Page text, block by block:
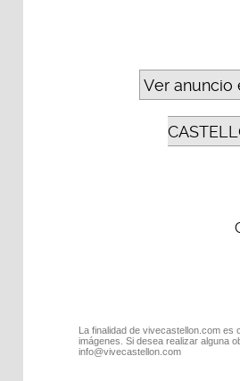
Ver anuncio
La finalidad de vivecastellon.com
imágenes. Si desea realizar alguna
info@vivecastellon.com